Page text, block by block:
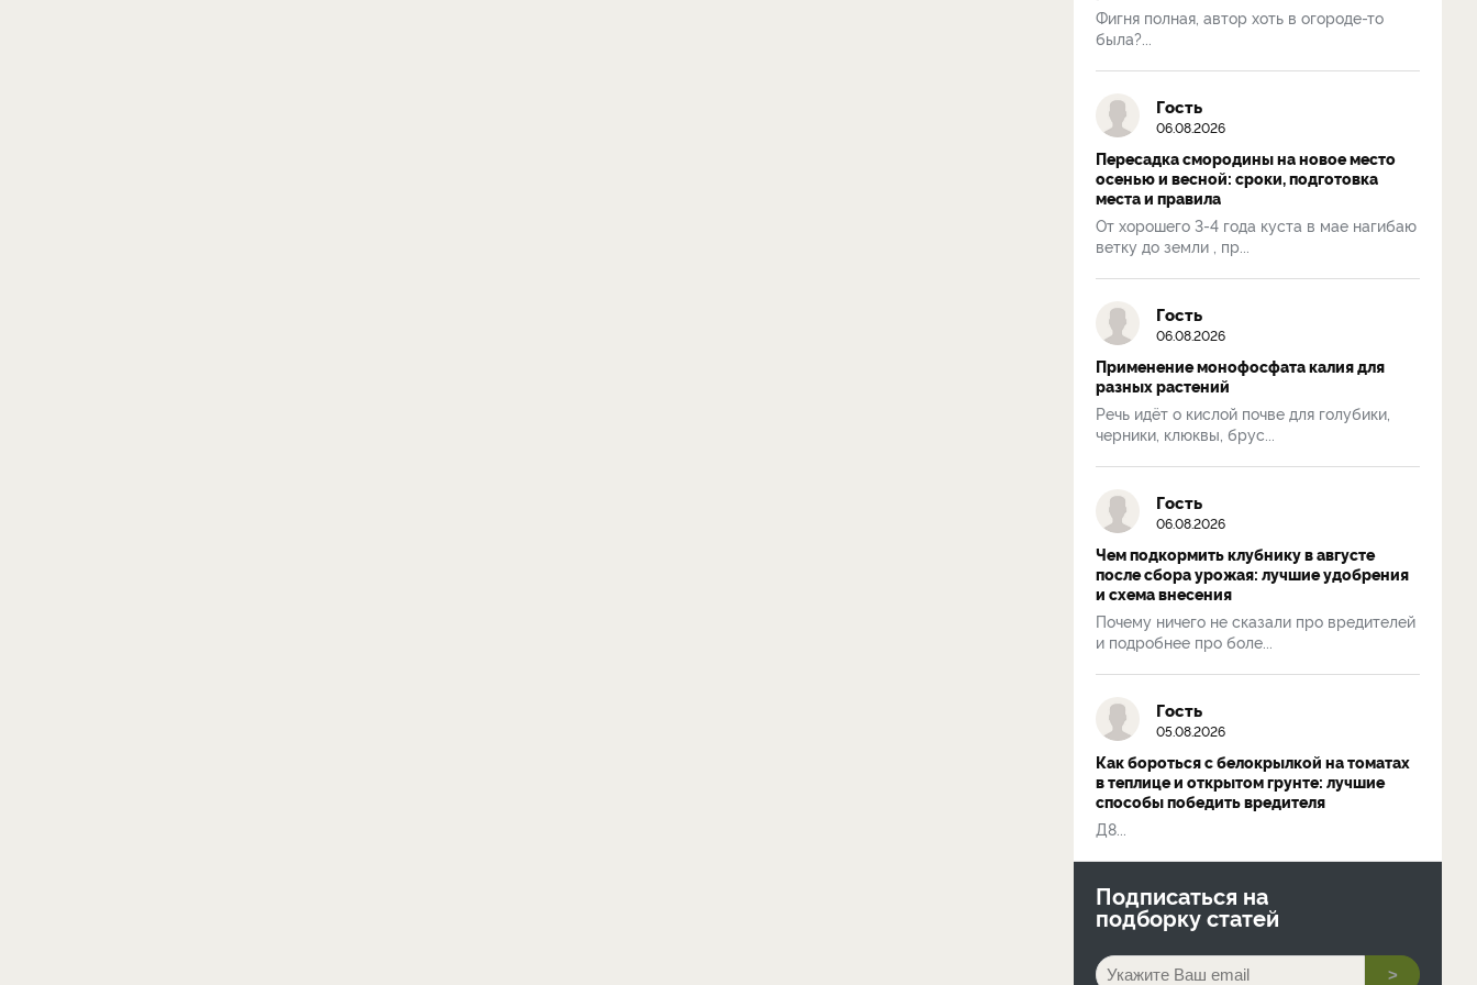
Фигня полная, автор хоть в огороде-то
была?...
Гость
06.08.2026
Пересадка смородины на новое место
осенью и весной: сроки, подготовка
места и правила
От хорошего 3-4 года куста в мае нагибаю
ветку до земли , пр...
Гость
06.08.2026
Применение монофосфата калия для
разных растений
Речь идёт о кислой почве для голубики,
черники, клюквы, брус...
Гость
06.08.2026
Чем подкормить клубнику в августе
после сбора урожая: лучшие удобрения
и схема внесения
Почему ничего не сказали про вредителей
и подробнее про боле...
Гость
05.08.2026
Как бороться с белокрылкой на томатах
в теплице и открытом грунте: лучшие
способы победить вредителя
Д8...
Подписаться на
подборку статей
>